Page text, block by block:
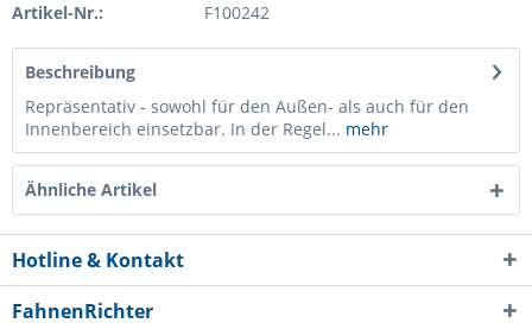
Artikel-Nr.: F100242
Beschreibung
Repräsentativ - sowohl für den Außen- als auch für den
Innenbereich einsetzbar. In der Regel... mehr
Ähnliche Artikel
Hotline & Kontakt
FahnenRichter